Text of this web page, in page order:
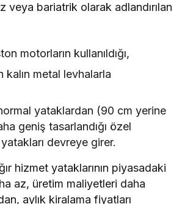
veya bariatrik olarak adlandırılan
motorların kullanıldığı,
kalın metal levhalarla
yataklardan (90 cm yerine
geniş tasarlandığı özel
devreye girer.
hizmet yataklarının piyasadaki
az, üretim maliyetleri daha
aylık kiralama fiyatları